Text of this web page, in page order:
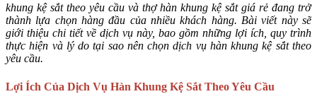
khung kệ sắt theo yêu cầu và thợ hàn khung kệ sắt giá rẻ đang trở
thành lựa chọn hàng đầu của nhiều khách hàng. Bài viết này sẽ
giới thiệu chi tiết về dịch vụ này, bao gồm những lợi ích, quy trình
thực hiện và lý do tại sao nên chọn dịch vụ hàn khung kệ sắt theo
yêu cầu.
Lợi Ích Của Dịch Vụ Hàn Khung Kệ Sắt Theo Yêu Cầu